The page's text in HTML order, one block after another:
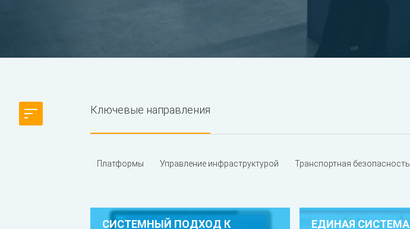
Ключевые направления
Платформы Управление инфраструктурой Транспортная безопасность
СИСТЕМНЫЙ ПОДХОД К
ЕДИНАЯ СИСТЕМА